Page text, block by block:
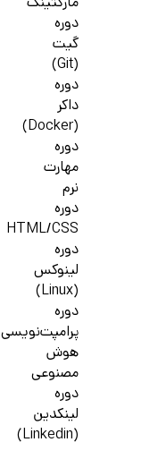
دوره
گیت
(Git)
دوره
داکر
(Docker)
دوره
مهارت
نرم
دوره
HTML/CSS
دوره
لینوکس
(Linux)
دوره
پرامپت‌نویسی
هوش
مصنوعی
دوره
لینکدین
(Linkedin)